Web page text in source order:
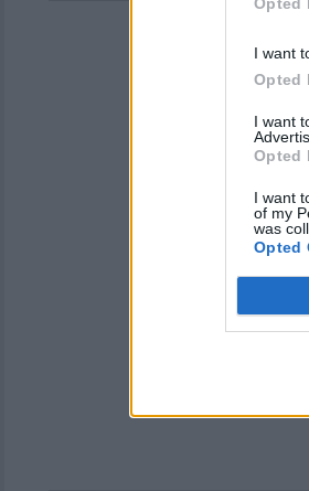
I want
Opted
I want
Opted
I want
of my
was
Opted